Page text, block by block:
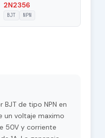
V
2N2356
BJT NPN
BJT de tipo NPN en
un voltaje maximo
50V y corriente